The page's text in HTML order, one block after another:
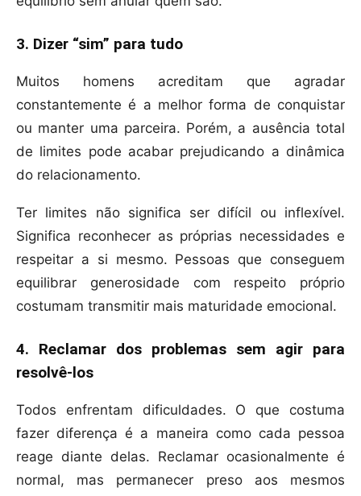
3. Dizer “sim” para tudo
Muitos homens acreditam que agradar
constantemente é a melhor forma de conquistar
ou manter uma parceira. Porém, a ausência total
de limites pode acabar prejudicando a dinâmica
do relacionamento.
Ter limites não significa ser difícil ou inflexível.
Significa reconhecer as próprias necessidades e
respeitar a si mesmo. Pessoas que conseguem
equilibrar generosidade com respeito próprio
costumam transmitir mais maturidade emocional.
4. Reclamar dos problemas sem agir para
resolvê-los
Todos enfrentam dificuldades. O que costuma
fazer diferença é a maneira como cada pessoa
reage diante delas. Reclamar ocasionalmente é
normal, mas permanecer preso aos mesmos